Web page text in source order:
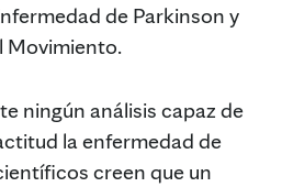
de Parkinson y
Movimiento.
ningún análisis capaz de
la enfermedad de
creen que un